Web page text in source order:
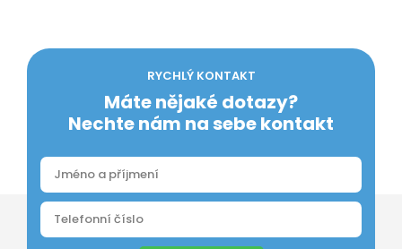
Nechte nám na sebe kontakt